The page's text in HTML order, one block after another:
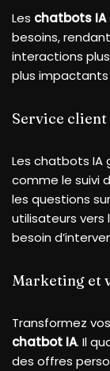
Les chatbots IA
besoins,
interactions
plus impactants
Service
Les chatbots IA
comme le suivi
les questions
utilisateurs vers
besoin
Marketing et
Transformez
chatbot IA. Il
des offres